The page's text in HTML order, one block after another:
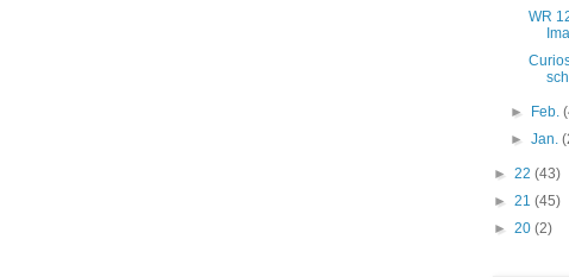
WR
► Feb.
►Jan.
► 22 (43)
► 21 (45)
► 20 (2)